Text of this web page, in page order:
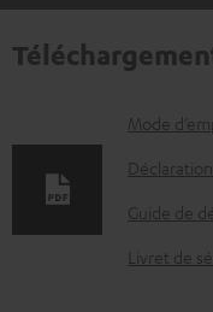
D
o
m
Mode
Guide de
Livret de